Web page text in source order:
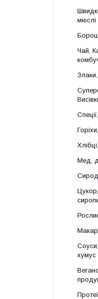
мюслі
Чай,
Злаки,
Мед,
хумус